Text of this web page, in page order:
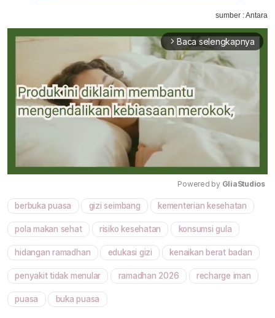
sumber : Antara
arrow_forward_ios Baca selengkapnya
Mute
Powered by GliaStudios
berbuka puasa gizi seimbang kementerian kesehatan
pola makan sehat risiko kesehatan konsumsi gula
hidangan ramadhan edukasi gizi kenaikan berat badan
penyakit tidak menular ramadhan 2026 recharge iman
puasa buka puasa